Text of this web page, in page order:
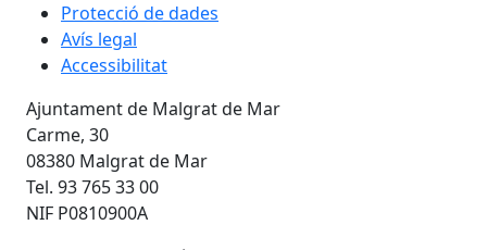
Protecció de dades
Avís legal
Accessibilitat
Ajuntament de Malgrat de Mar
Carme, 30
08380 Malgrat de Mar
Tel. 93 765 33 00
NIF P0810900A